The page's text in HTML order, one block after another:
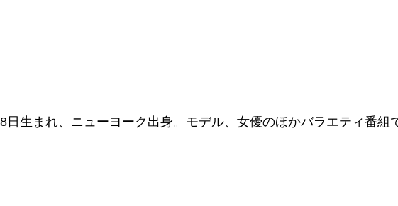
日生まれ、ニューヨーク出身。モデル、女優のほかバラエティ番組